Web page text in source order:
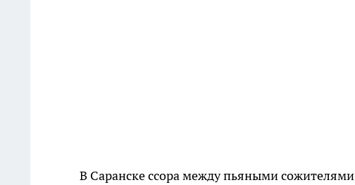
В Саранске ссора между пьяными сожителями